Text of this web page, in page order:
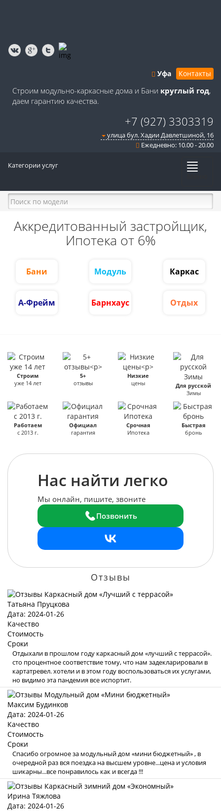
Уфа Контакты
Строим модульно-каркасные дома и Бани круглый год,
даем гарантию качества.
+7 (927) 3303319
улица бул. Хадии Давлетшиной, 16
Ежедневно: 10.00 - 20.00
Категории услуг
Аккредитованный застройщик,
Ипотека от 6%
Бани Модуль Каркас
А-Фрейм Барнхаус Отдых
Строим
уже 14 лет
5+
отзывы
Низкие
цены
Для русской
Зимы
Работаем
с 2013 г.
Официал
гарантия
Срочная
Ипотека
Быстрая
бронь
Нас найти легко
Мы онлайн, пишите, звоните
Позвонить
Отзывы
Татьяна Пруцкова
Дата: 2024-01-26
Качество
Стоимость
Сроки
Отдыхали в прошлом году каркасный дом «лучший с террасой».
сто процентное соответствие тому, что нам задекларировали в
картатревел. хотели и в этом году воспользоваться их услугами,
но видимо эта пандемия все испортит.
Максим Будинков
Дата: 2024-01-26
Качество
Стоимость
Сроки
Спасибо огромное за модульный дом «мини бюджетный» , в
очередной раз вся поездка на высшем уровне...цена и условия
шикарны...все понравилось как и всегда !!!
Ирина Тяжлова
Дата: 2024-01-26